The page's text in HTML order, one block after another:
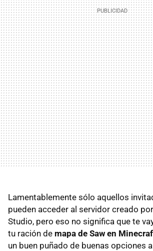
Lamentablemente sólo aquellos
pueden acceder al servidor creado
Studio, pero eso no significa que te
tu ración de mapa de Saw en
un buen puñado de buenas opciones